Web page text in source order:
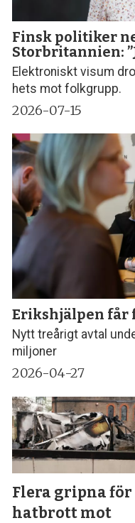
Finsk politiker
Storbritannien:
Elektroniskt visum
hets mot folkgrupp.
2026-07-15
Erikshjälpen får
Nytt treårigt avtal
miljoner
2026-04-27
Flera gripna för
hatbrott mot